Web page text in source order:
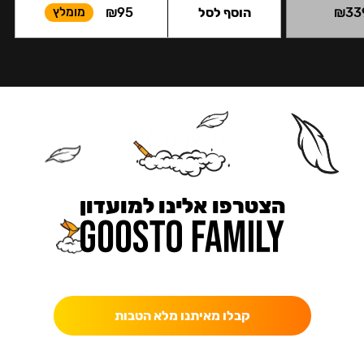
₪
₪95 מומלץ הוסף לסל
הצטרפו אלינו למועדון
קבלו מאיתנו מלא הטבות